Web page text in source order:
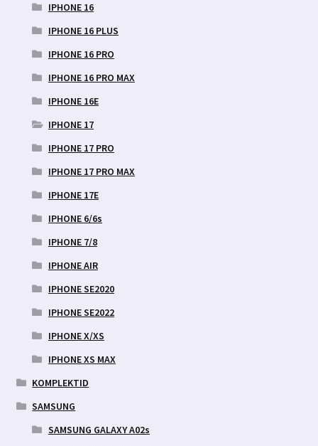
IPHONE 16
IPHONE 16 PLUS
IPHONE 16 PRO
IPHONE 16 PRO MAX
IPHONE 16E
IPHONE 17
IPHONE 17 PRO
IPHONE 17 PRO MAX
IPHONE 17E
IPHONE 6/6s
IPHONE 7/8
IPHONE AIR
IPHONE SE2020
IPHONE SE2022
IPHONE X/XS
IPHONE XS MAX
KOMPLEKTID
SAMSUNG
SAMSUNG GALAXY A02s